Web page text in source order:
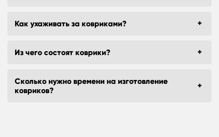
Как ухаживать за ковриками?
Из чего состоят коврики?
Сколько нужно времени на изготовление
ковриков?